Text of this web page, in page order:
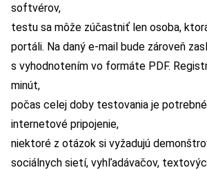
softvérov,
testu sa môže zúčastniť len osoba,
portáli. Na daný e-mail bude zároveň
s vyhodnotením vo formáte PDF.
minút,
počas celej doby testovania je
internetové pripojenie,
niektoré z otázok si vyžadujú
sociálnych sietí, vyhľadávačov,